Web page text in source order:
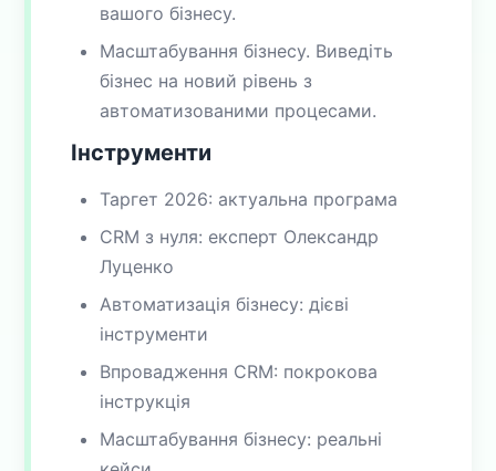
вашого бізнесу.
Масштабування бізнесу. Виведіть
бізнес на новий рівень з
автоматизованими процесами.
Інструменти
Таргет 2026: актуальна програма
CRM з нуля: експерт Олександр
Луценко
Автоматизація бізнесу: дієві
інструменти
Впровадження CRM: покрокова
інструкція
Масштабування бізнесу: реальні